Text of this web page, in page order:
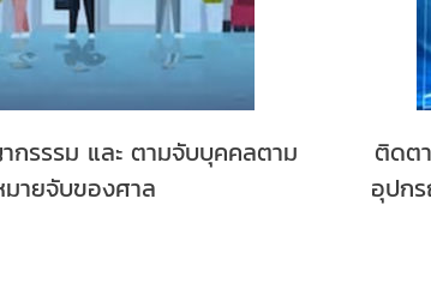
กรรรม และ ตามจับบุคคลตาม
ายจับของศาล
ติดต
อุปก